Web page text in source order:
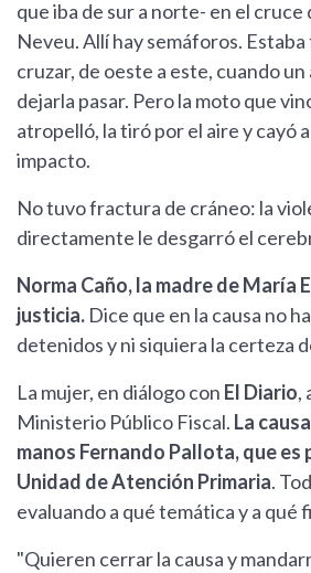
que iba de sur a norte- en el
Neveu. Allí hay semáforos.
cruzar, de oeste a este, cuando
dejarla pasar. Pero la moto que
atropelló, la tiró por el aire y cayó
impacto.
No tuvo fractura de cráneo: la
directamente le desgarró el
Norma Caño, la madre de María
justicia. Dice que en la causa no
detenidos y ni siquiera la certeza
La mujer, en diálogo con El Diario,
Ministerio Público Fiscal. La
manos Fernando Pallota, que
Unidad de Atención Primaria.
evaluando a qué temática y a qué
"Quieren cerrar la causa y